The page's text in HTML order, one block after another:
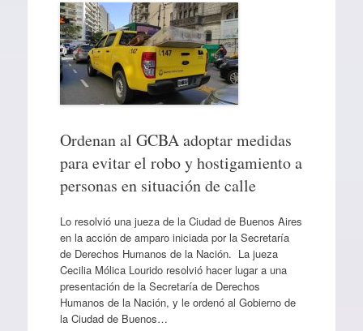
Ordenan al GCBA adoptar medidas
para evitar el robo y hostigamiento a
personas en situación de calle
Lo resolvió una jueza de la Ciudad de Buenos Aires
en la acción de amparo iniciada por la Secretaría
de Derechos Humanos de la Nación. La jueza
Cecilia Mólica Lourido resolvió hacer lugar a una
presentación de la Secretaría de Derechos
Humanos de la Nación, y le ordenó al Gobierno de
la Ciudad de Buenos…